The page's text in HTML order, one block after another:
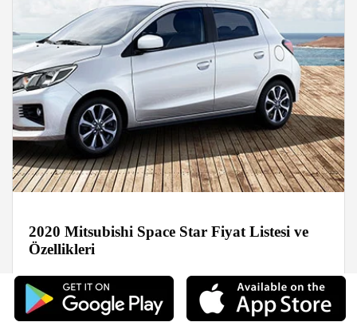
2020 Mitsubishi Space Star Fiyat Listesi ve
Özellikleri
Haberler